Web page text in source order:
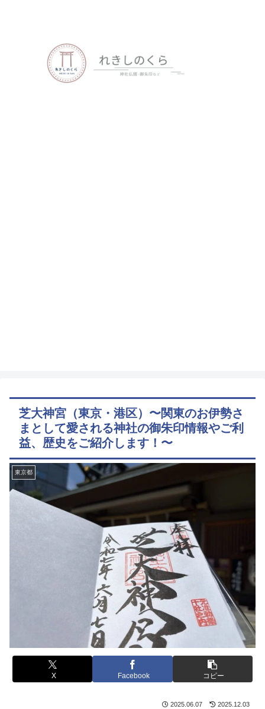
芝大神宮（東京・港区）〜関東のお伊勢さ
まとして愛される神社の御朱印情報やご利
益、歴史をご紹介します！〜
東京都
X Facebook コピー
2025.06.07 2025.12.03